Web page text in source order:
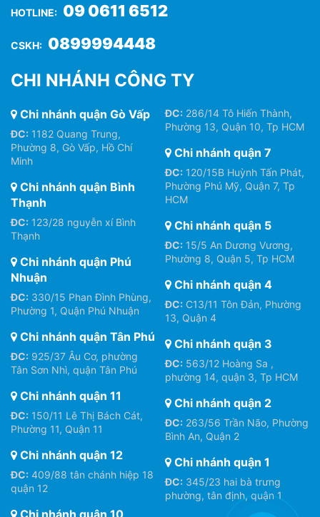
HOTLINE: 09 0611 6512
CSKH: 0899994448
CHI NHÁNH CÔNG TY
Chi nhánh quận Gò Vấp
ĐC: 1182 Quang Trung,
Phường 8, Gò Vấp, Hồ Chí
Minh
Chi nhánh quận Bình
Thạnh
ĐC: 123/28 nguyễn xí Bình
Thạnh
Chi nhánh quận Phú
Nhuận
ĐC: 330/15 Phan Đình Phùng,
Phường 1, Quận Phú Nhuận
Chi nhánh quận Tân Phú
ĐC: 925/37 Âu Cơ, phường
Tân Sơn Nhì, quận Tân Phú
Chi nhánh quận 11
ĐC: 150/11 Lê Thị Bách Cát,
Phường 11, Quận 11
Chi nhánh quận 12
ĐC: 409/88 tân chánh hiệp 18
quận 12
Chi nhánh quận 10
ĐC: 286/14 Tô Hiến Thành,
Phường 13, Quận 10, Tp HCM
Chi nhánh quận 7
ĐC: 120/15B Huỳnh Tấn Phát,
Phường Phú Mỹ, Quận 7, Tp
HCM
Chi nhánh quận 5
ĐC: 15/5 An Dương Vương,
Phường 8, Quận 5, Tp HCM
Chi nhánh quận 4
ĐC: C13/11 Tôn Đản, Phường
13, Quận 4
Chi nhánh quận 3
ĐC: 563/12 Hoàng Sa ,
phường 14, quận 3, Tp HCM
Chi nhánh quận 2
ĐC: 263/56 Trần Não, Phường
Bình An, Quận 2
Chi nhánh quận 1
ĐC: 345/23 hai bà trưng
phường, tân định, quận 1